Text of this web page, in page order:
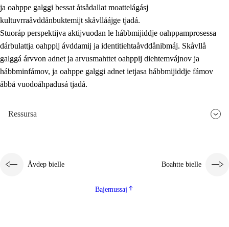
ja oahppe galggi bessat åtsådallat moattelágásj
kultuvrraåvddånbuktemijt skåvllåájge tjadá.
Stuoráp perspektijva aktijvuodan le hábbmijiddje oahppamprosessa
dárbulattja oahppij ávddamij ja identitiehtaåvddånibmáj. Skåvllå
galggá árvvon adnet ja arvusmahttet oahppij diehtemvájnov ja
hábbminfámov, ja oahppe galggi adnet ietjasa hábbmijiddje fámov
åbbå vuodoåhpadusá tjadá.
Ressursa
Åvdep bielle Boahtte bielle
Bajemussaj